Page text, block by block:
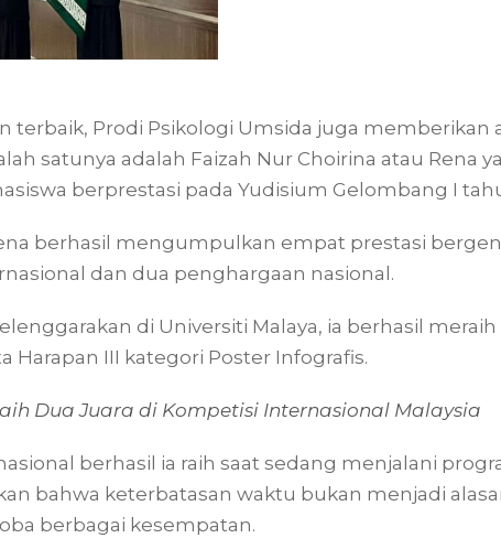
terbaik, Prodi Psikologi Umsida juga memberikan
satunya adalah Faizah Nur Choirina atau Rena
berprestasi pada Yudisium Gelombang I
berhasil mengumpulkan empat prestasi
dan dua penghargaan nasional.
di Universiti Malaya, ia berhasil meraih
Harapan III kategori Poster Infografis.
Dua Juara di Kompetisi Internasional Malaysia
berhasil ia raih saat sedang menjalani
bahwa keterbatasan waktu bukan menjadi
berbagai kesempatan.